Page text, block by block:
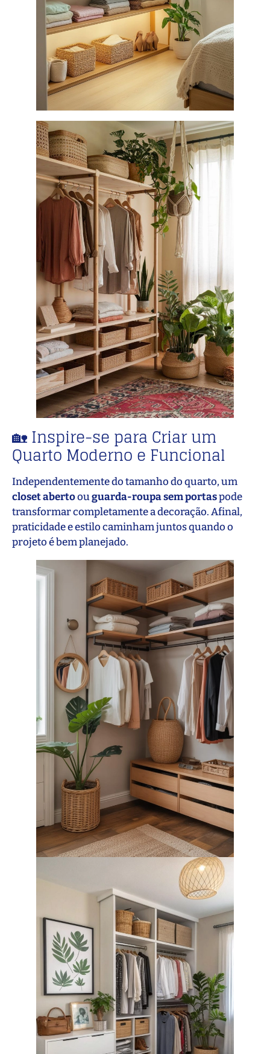
🏡 Inspire-se para Criar um
Quarto Moderno e Funcional
Independentemente do tamanho do quarto, um
closet abertoouguarda-roupa sem portaspode
transformar completamente a decoração. Afinal,
praticidade e estilo caminham juntos quando o
projeto é bem planejado.